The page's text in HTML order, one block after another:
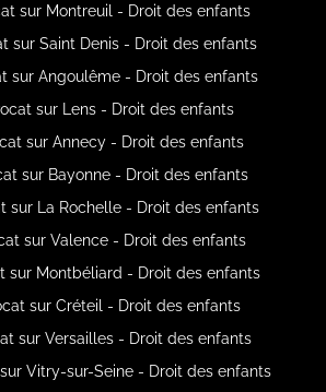
sur Montreuil - Droit des enfants
sur Saint Denis - Droit des enfants
sur Angoulême - Droit des enfants
sur Lens - Droit des enfants
sur Annecy - Droit des enfants
sur Bayonne - Droit des enfants
sur La Rochelle - Droit des enfants
sur Valence - Droit des enfants
sur Montbéliard - Droit des enfants
sur Créteil - Droit des enfants
sur Versailles - Droit des enfants
Vitry-sur-Seine - Droit des enfants